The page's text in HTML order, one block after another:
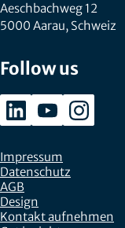
Aeschbachweg 12
5000 Aarau, Schweiz
Follow us
Impressum
Datenschutz
AGB
Design
Kontakt aufnehmen